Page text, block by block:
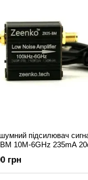
аналізатори: компактні
аналізатори: потужні
аналізатори: для
максимальної
нас?
Zeenko проходять
підсилювач
10M-6GHz 235mA
грн